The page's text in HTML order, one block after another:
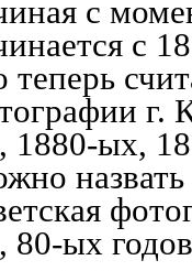
c
с
теперь
г.
1880-ых,
80-ых